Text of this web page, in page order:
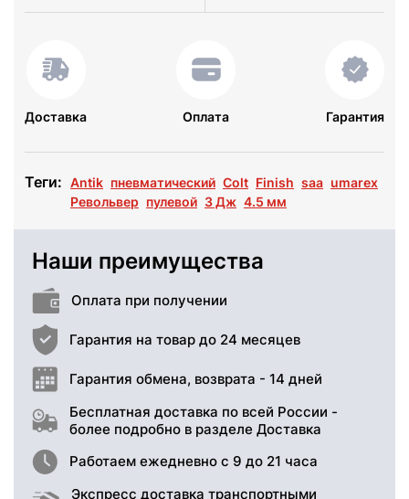
Доставка Оплата Гарантия
Теги: Antik пневматический Colt Finish saa umarex
Револьвер пулевой 3 Дж 4.5 мм
Наши преимущества
Оплата при получении
Гарантия на товар до 24 месяцев
Гарантия обмена, возврата - 14 дней
Бесплатная доставка по всей России -
более подробно в разделе Доставка
Работаем ежедневно с 9 до 21 часа
Экспресс доставка транспортными